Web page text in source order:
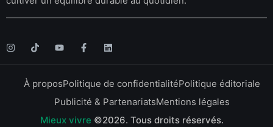
À proposPolitique de confidentialitéPolitique éditoriale
Publicité & PartenariatsMentions légales
Mieux vivre ©2026. Tous droits réservés.